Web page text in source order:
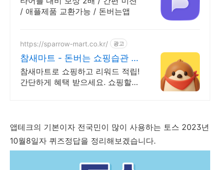
/ 애플제품 교환가능 / 돈버는앱
https://sparrow-mart.co.kr/ 광고
참새마트 - 돈버는 쇼핑습관 쇼
핑만 해도 포인트 적립
참새마트로 쇼핑하고 리워드 적립!
간단하게 혜택 받으세요. 쇼핑할때
앱테크의 기본이자 전국민이 많이 사용하는 토스 2023년
10월8일자 퀴즈정답을 정리해보겠습니다.